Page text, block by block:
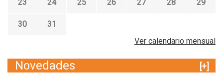
23 24 25 26 27 28 29
30
31
Ver calendario mensual
Novedades
[+]